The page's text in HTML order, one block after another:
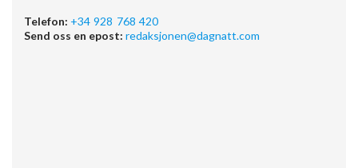
Telefon: +34 928 768 420
Send oss en epost: redaksjonen@dagnatt.com